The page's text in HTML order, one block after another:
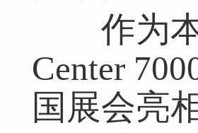
作为本
Center
国展会亮相